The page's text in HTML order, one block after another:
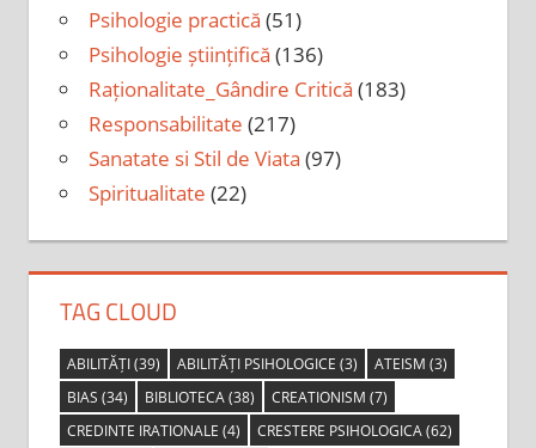
Psihologie practică (51)
Psihologie științifică (136)
Raționalitate_Gândire Critică (183)
Responsabilitate (217)
Sanatate si Stil de Viata (97)
Spiritualitate (22)
TAG CLOUD
ABILITĂȚI(39) ABILITĂȚI PSIHOLOGICE (3) ATEISM (3)
BIAS (34) BIBLIOTECA(38) CREATIONISM (7)
CREDINTE IRATIONALE (4) CRESTERE PSIHOLOGICA(62)